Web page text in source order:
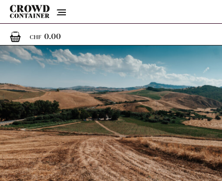
Menu
CHF 0.000 Artikel im Warenkorb